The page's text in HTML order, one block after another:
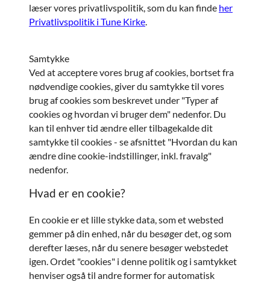
læser vores privatlivspolitik, som du kan finde her
Privatlivspolitik i Tune Kirke
Samtykke
Ved at acceptere vores brug af cookies, bortset fra
nødvendige cookies, giver du samtykke til vores
brug af cookies som beskrevet under "Typer af
cookies og hvordan vi bruger dem" nedenfor. Du
kan til enhver tid ændre eller tilbagekalde dit
samtykke til cookies - se afsnittet "Hvordan du kan
ændre dine cookie-indstillinger, inkl. fravalg"
nedenfor.
Hvad er en cookie?
En cookie er et lille stykke data, som et websted
gemmer på din enhed, når du besøger det, og som
derefter læses, når du senere besøger webstedet
igen. Ordet "cookies" i denne politik og i samtykket
henviser også til andre former for automatisk